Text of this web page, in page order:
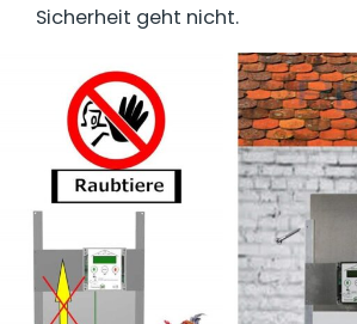
Sicherheit geht nicht.